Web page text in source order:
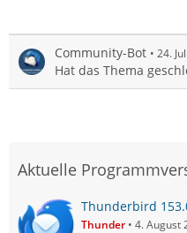
Community-Bot 24.
Hat das Thema
Aktuelle
Thunderbird
Thunder 4. August